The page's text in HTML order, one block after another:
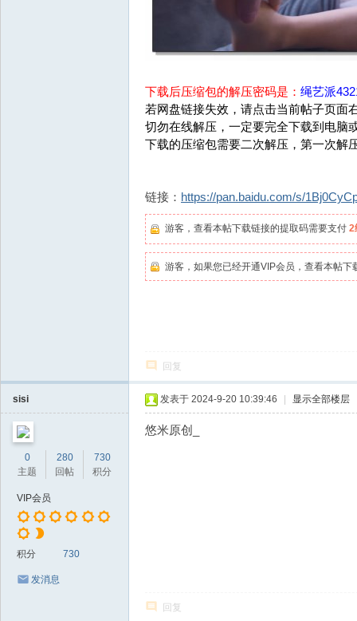
下载后压缩包的解压密码是： 绳艺派
若网盘链接失效，请点击当前帖子页面
切勿在线解压，一定要完全下载到电脑
下载的压缩包需要二次解压，第一次解
链接： https://pan.baidu.com/s/
游客，查看本帖下载链接的提取码需要支付 2
游客，如果您已经开通VIP会员，查看本帖下
回复
sisi
0
主题
280
回帖
730
积分
VIP会员
积分 730
发消息
发表于 2024-9-20 10:39:46 显示全部楼层
悠米原创_
回复